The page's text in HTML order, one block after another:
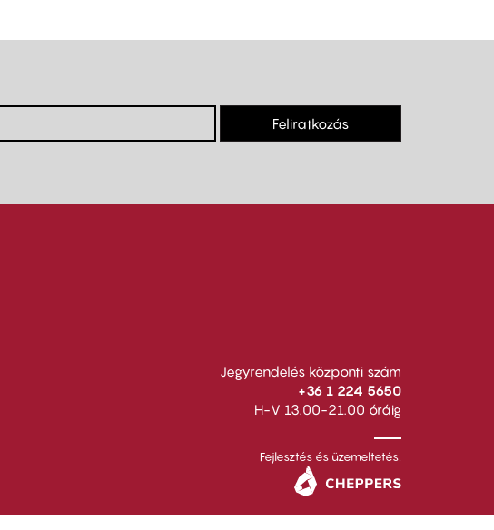
Feliratkozás
Jegyrendelés központi szám
+36 1 224 5650
H-V 13.00-21.00 óráig
Fejlesztés és üzemeltetés: